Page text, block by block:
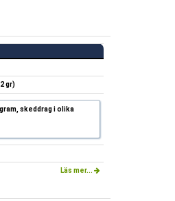
gr)
skeddrag i olika
Läs mer...